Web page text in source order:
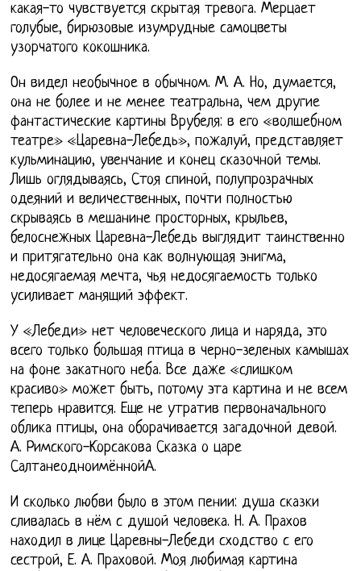
какая-то чувствуется скрытая тревога. Мерцает
голубые, бирюзовые изумрудные самоцветы
узорчатого кокошника.
Он видел необычное в обычном. М. А. Но, думается,
она не более и не менее театральна, чем другие
фантастические картины Врубеля: в его «волшебном
театре» «Царевна-Лебедь», пожалуй, представляет
кульминацию, увенчание и конец сказочной темы.
Лишь оглядываясь, Стоя спиной, полупрозрачных
одеяний и величественных, почти полностью
скрываясь в мешанине просторных, крыльев,
белоснежных Царевна-Лебедь выглядит таинственно
и притягательно она как волнующая энигма,
недосягаемая мечта, чья недосягаемость только
усиливает манящий эффект.
У «Лебеди» нет человеческого лица и наряда, это
всего только большая птица в черно-зеленых камышах
на фоне закатного неба. Все даже «слишком
красиво» может быть, потому эта картина и не всем
теперь нравится. Еще не утратив первоначального
облика птицы, она оборачивается загадочной девой.
А. Римского-Корсакова Сказка о царе
СалтанеодноимённойА.
И сколько любви было в этом пении: душа сказки
сливалась в нём с душой человека. Н. А. Прахов
находил в лице Царевны-Лебеди сходство с его
сестрой, Е. А. Праховой. Моя любимая картина